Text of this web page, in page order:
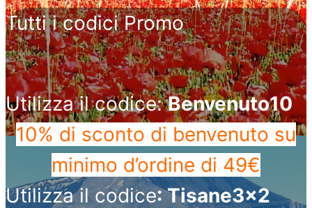
Tutti i codici Promo
Utilizza il codice:Benvenuto10
10% di sconto di benvenuto su
minimo d’ordine di 49€
Utilizza il codice: Tisane3x2